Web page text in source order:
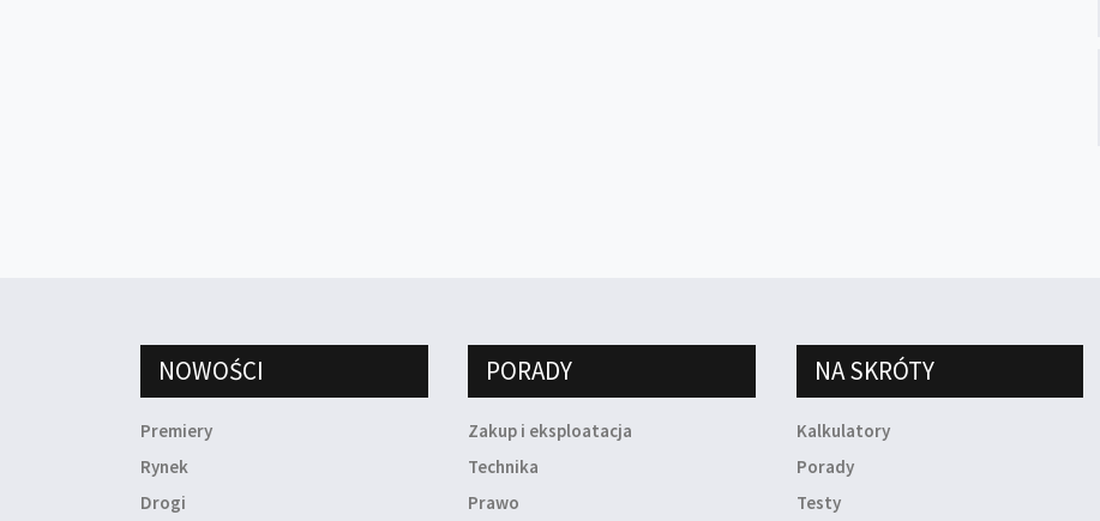
NOWOŚCI
Premiery
Rynek
Drogi
PORADY
Zakup i eksploatacja
Technika
Prawo
NA SKRÓTY
Kalkulatory
Porady
Testy